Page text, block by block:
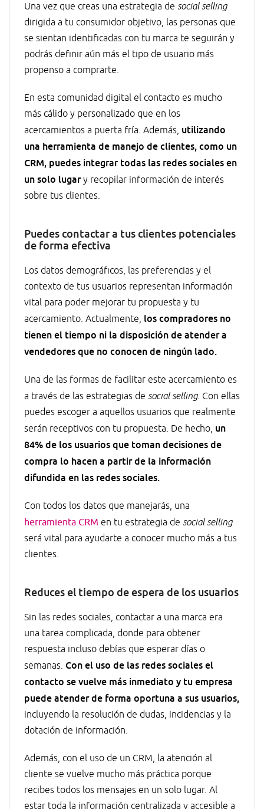
Una vez que creas una estrategia de social selling
dirigida a tu consumidor objetivo, las personas que
se sientan identificadas con tu marca te seguirán y
podrás definir aún más el tipo de usuario más
propenso a comprarte.
En esta comunidad digital el contacto es mucho
más cálido y personalizado que en los
acercamientos a puerta fría. Además, utilizando
una herramienta de manejo de clientes, como un
CRM, puedes integrar todas las redes sociales en
un solo lugary recopilar información de interés
sobre tus clientes.
Puedes contactar a tus clientes potenciales
de forma efectiva
Los datos demográficos, las preferencias y el
contexto de tus usuarios representan información
vital para poder mejorar tu propuesta y tu
acercamiento. Actualmente, los compradores no
tienen el tiempo ni la disposición de atender a
vendedores que no conocen de ningún lado.
Una de las formas de facilitar este acercamiento es
a través de las estrategias de social selling. Con ellas
puedes escoger a aquellos usuarios que realmente
serán receptivos con tu propuesta. De hecho, un
84% de los usuarios que toman decisiones de
compra lo hacen a partir de la información
difundida en las redes sociales.
Con todos los datos que manejarás, una
herramienta CRM en tu estrategia de social selling
será vital para ayudarte a conocer mucho más a tus
clientes.
Reduces el tiempo de espera de los usuarios
Sin las redes sociales, contactar a una marca era
una tarea complicada, donde para obtener
respuesta incluso debías que esperar días o
semanas. Con el uso de las redes sociales el
contacto se vuelve más inmediato y tu empresa
puede atender de forma oportuna a sus usuarios,
incluyendo la resolución de dudas, incidencias y la
dotación de información.
Además, con el uso de un CRM, la atención al
cliente se vuelve mucho más práctica porque
recibes todos los mensajes en un solo lugar. Al
estar toda la información centralizada y accesible a